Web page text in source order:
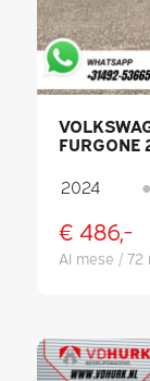
FURGONE
2024 ●
€ 486,-
Al mese / 72